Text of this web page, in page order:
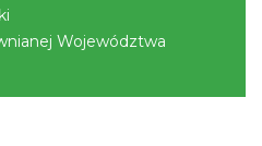
Województwa